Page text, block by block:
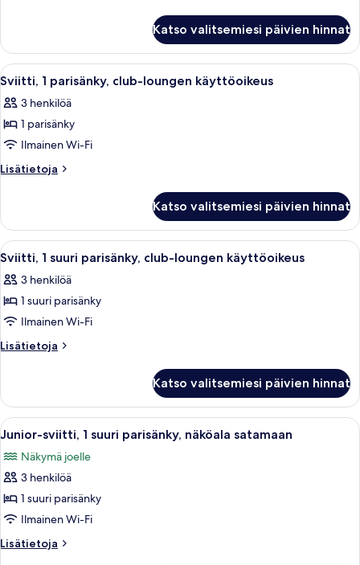
Katso valitsemiesi päivien hinnat
Avaa
kaikki
huonetyypin
Sviitti,
1
parisänky,
käyttöoikeus
kuvat
Sviitti, 1 parisänky, club-loungen
8
Sviitti, 1 parisänky, club-loungen käyttöoikeus
3 henkilöä
1 parisänky
Ilmainen Wi-Fi
Lisätietoja
Lisätietoja
parisänky,
club-
loungen
Katso valitsemiesi päivien hinnat
Avaa
kaikki
huonetyypin
Sviitti,
1
suuri
loungen
käyttöoikeus
kuvat
Sviitti, 1 suuri parisänky, club-
5
Sviitti, 1 suuri parisänky, club-loungen käyttöoikeus
3 henkilöä
1 suuri parisänky
Ilmainen Wi-Fi
Lisätietoja
Lisätietoja
suuri
parisänky,
club-
käyttöoikeus
Katso valitsemiesi päivien hinnat
Avaa
kaikki
huonetyypin
Junior-
sviitti,
1
suuri
parisänky,
7
Junior-sviitti, 1 suuri parisänky, näköala satamaan
Näkymä joelle
3 henkilöä
1 suuri parisänky
Ilmainen Wi-Fi
Lisätietoja
Lisätietoja